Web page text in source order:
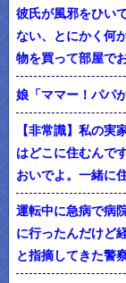
彼氏が風邪をひい
ない、とにかく何
物を買って部屋で
娘「ママー！パパ
【非常識】私の
はどこに住むんで
おいでよ。一緒に
運転中に急病で病
に行ったんだけど
と指摘してきた警